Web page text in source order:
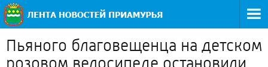
Пьяного благовещенца на детском